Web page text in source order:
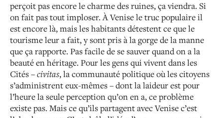
perçoit pas encore le charme des ruines, ça viendra. Si
on fait pas tout imploser. À Venise le truc populaire il
est encore là, mais les habitants détestent ce que le
tourisme leur a fait, y sont pris à la gorge de la manne
que ça rapporte. Pas facile de se sauver quand on a la
beauté en héritage. Pour les gens qui vivent dans les
Cités–civitas, la communauté politique où les citoyens
s’administrent eux-mêmes–dont la laideur est pour
l’heure la seule perception qu’on en a, ce problème
existe pas. Mais ce qu’ils partagent avec Venise c’est